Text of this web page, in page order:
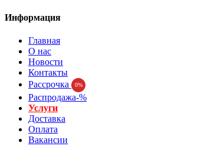
Информация
Главная
О нас
Новости
Контакты
Рассрочка
0%
Распродажа-%
Услуги
Доставка
Оплата
Вакансии